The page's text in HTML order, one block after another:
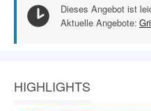
Dieses Angebot ist
Aktuelle Angebote:
HIGHLIGHTS